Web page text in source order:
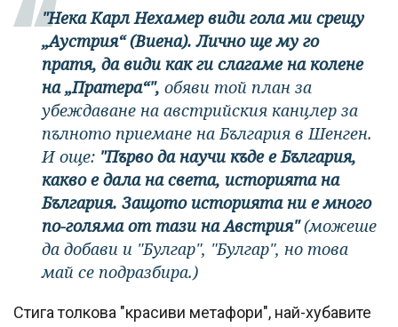
"Нека Карл Нехамер види гола ми срещу
„Аустрия“ (Виена). Лично ще му го
пратя, да види как ги слагаме на колене
на „Пратера“", обяви той план за
убеждаване на австрийския канцлер за
пълното приемане на България в Шенген.
И още: "Първо да научи къде е България,
какво е дала на света, историята на
България. Защото историята ни е много
по-голяма от тази на Австрия"(можеше
да добави и "Булгар", "Булгар", но това
май се подразбира.)
Стига толкова "красиви метафори", най-хубавите